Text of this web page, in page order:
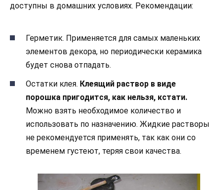
доступны в домашних условиях. Рекомендации:
Герметик. Применяется для самых маленьких
элементов декора, но периодически керамика
будет снова отпадать.
Остатки клея. Клеящий раствор в виде
порошка пригодится, как нельзя, кстати.
Можно взять необходимое количество и
использовать по назначению. Жидкие растворы
не рекомендуется применять, так как они со
временем густеют, теряя свои качества.